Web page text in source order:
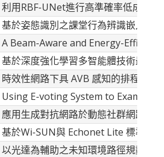
利用RBF-UNet進行高準確率低成本
基於姿態識別之課堂行為辨識嵌入式
A Beam-Aware and Energy-
基於深度強化學習多智能體技術最大
時效性網路下具 AVB 感知的排程與路
Using E-voting System to Examine
應用生成對抗網路於動態社群網路預測
基於Wi-SUN與 Echonet Lite 標準實
以光達為輔助之未知環境路徑規劃演